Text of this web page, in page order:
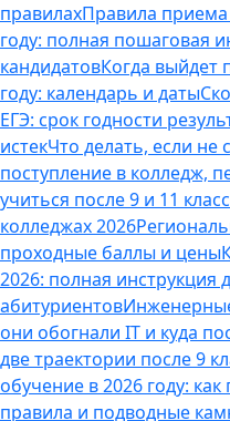
правилахПравила
году: полная пошаговая
кандидатовКогда выйдет
году: календарь и даты
ЕГЭ: срок годности
истекЧто делать, если не
поступление в колледж,
учиться после 9 и 11
колледжах 2026
проходные баллы и цены
2026: полная инструкция
абитуриентов
они обогнали IT и куда
две траектории после 9
обучение в 2026 году:
правила и подводные